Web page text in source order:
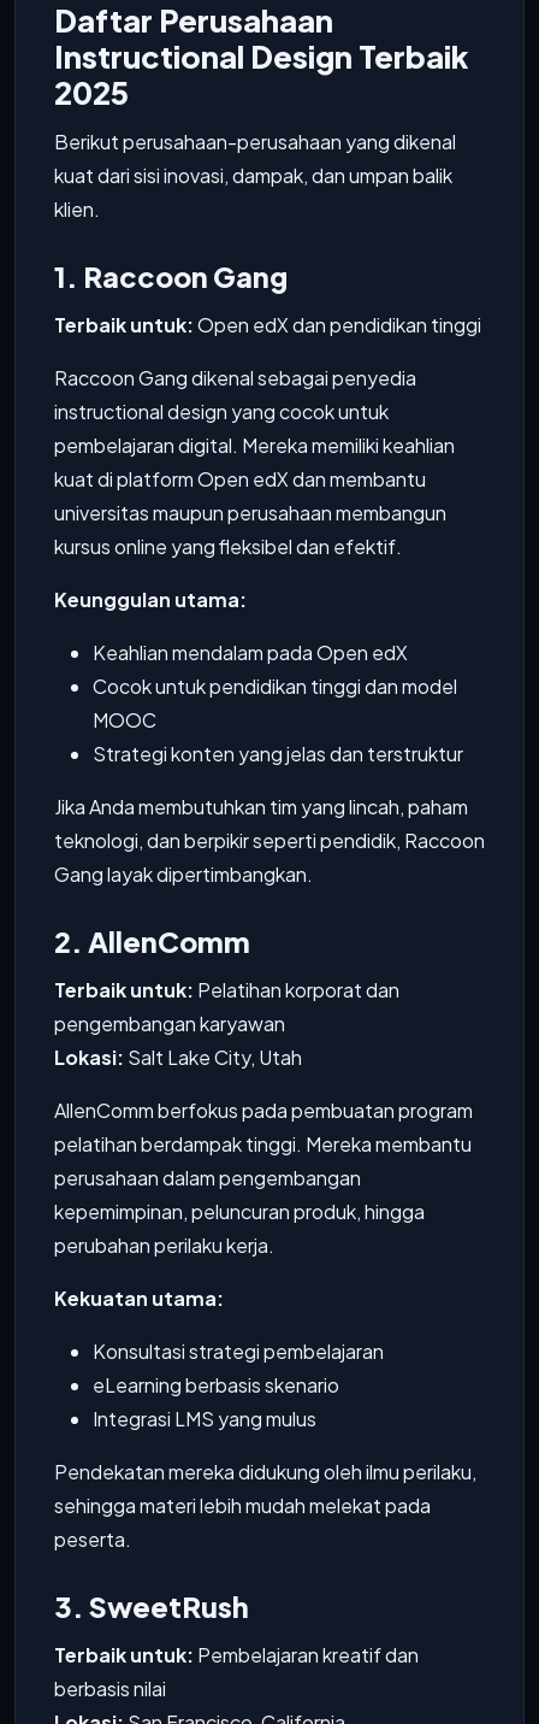
Daftar Perusahaan
Instructional Design Terbaik
2025
Berikut perusahaan-perusahaan yang dikenal
kuat dari sisi inovasi, dampak, dan umpan balik
klien.
1. Raccoon Gang
Terbaik untuk:Open edX dan pendidikan tinggi
Raccoon Gang dikenal sebagai penyedia
instructional design yang cocok untuk
pembelajaran digital. Mereka memiliki keahlian
kuat di platform Open edX dan membantu
universitas maupun perusahaan membangun
kursus online yang fleksibel dan efektif.
Keunggulan utama:
Keahlian mendalam pada Open edX
Cocok untuk pendidikan tinggi dan model
MOOC
Strategi konten yang jelas dan terstruktur
Jika Anda membutuhkan tim yang lincah, paham
teknologi, dan berpikir seperti pendidik, Raccoon
Gang layak dipertimbangkan.
2. AllenComm
Terbaik untuk: Pelatihan korporat dan
pengembangan karyawan
Lokasi: Salt Lake City, Utah
AllenComm berfokus pada pembuatan program
pelatihan berdampak tinggi. Mereka membantu
perusahaan dalam pengembangan
kepemimpinan, peluncuran produk, hingga
perubahan perilaku kerja.
Kekuatan utama:
Konsultasi strategi pembelajaran
eLearning berbasis skenario
Integrasi LMS yang mulus
Pendekatan mereka didukung oleh ilmu perilaku,
sehingga materi lebih mudah melekat pada
peserta.
3. SweetRush
Terbaik untuk: Pembelajaran kreatif dan
berbasis nilai